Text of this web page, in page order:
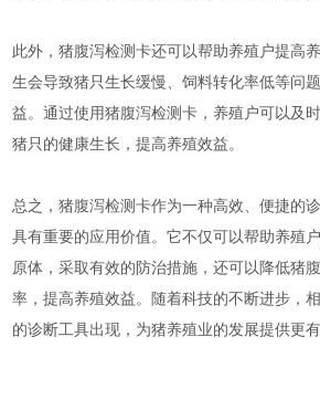
此外，猪腹泻检测卡还可以帮助养殖户提高
生会导致猪只生长缓慢、饲料转化率低等问
益。通过使用猪腹泻检测卡，养殖户可以及
猪只的健康生长，提高养殖效益。
总之，猪腹泻检测卡作为一种高效、便捷的
具有重要的应用价值。它不仅可以帮助养殖
原体，采取有效的防治措施，还可以降低猪
率，提高养殖效益。随着科技的不断进步，
的诊断工具出现，为猪养殖业的发展提供更